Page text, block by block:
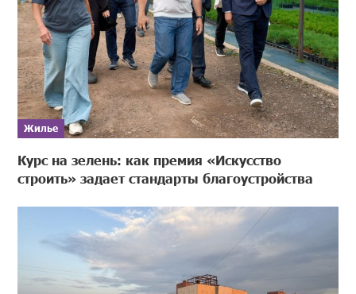
Жилье
Курс на зелень: как премия «Искусство
строить» задает стандарты благоустройства